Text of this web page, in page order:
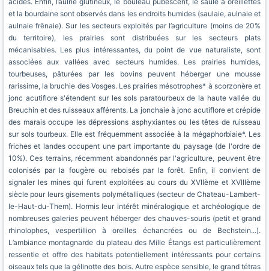
et la bourdaine sont observés dans les endroits humides (saulaie, aulnaie et
aulnaie frênaie). Sur les secteurs exploités par l’agriculture (moins de 20%
du territoire), les prairies sont distribuées sur les secteurs plats
mécanisables. Les plus intéressantes, du point de vue naturaliste, sont
associées aux vallées avec secteurs humides. Les prairies humides,
tourbeuses, pâturées par les bovins peuvent héberger une mousse
rarissime, la bruchie des Vosges. Les prairies mésotrophes* à scorzonère et
jonc acutiflore s'étendent sur les sols paratourbeux de la haute vallée du
Breuchin et des ruisseaux afférents. La jonchaie à jonc acutiflore et crépide
des marais occupe les dépressions asphyxiantes ou les têtes de ruisseau
sur sols tourbeux. Elle est fréquemment associée à la mégaphorbiaie*. Les
friches et landes occupent une part importante du paysage (de l'ordre de
10%). Ces terrains, récemment abandonnés par l'agriculture, peuvent être
colonisés par la fougère ou reboisés par la forêt. Enfin, il convient de
signaler les mines qui furent exploitées au cours du XVIIème et XVIIIème
siècle pour leurs gisements polymétalliques (secteur de Chateau-Lambert-
le-Haut-du-Them). Hormis leur intérêt minéralogique et archéologique de
nombreuses galeries peuvent héberger des chauves-souris (petit et grand
rhinolophes, vespertillion à oreilles échancrées ou de Bechstein...).
L’ambiance montagnarde du plateau des Mille Étangs est particulièrement
ressentie et offre des habitats potentiellement intéressants pour certains
oiseaux tels que la gélinotte des bois. Autre espèce sensible, le grand tétras